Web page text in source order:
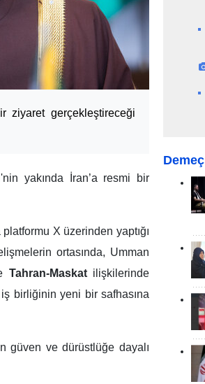
ziyaret gerçekleştireceği
yakında İran’a resmi bir
X üzerinden yaptığı
ortasında, Umman
Tahran-Maskat ilişkilerinde
birliğinin yeni bir safhasına
güven ve dürüstlüğe dayalı
Demeç